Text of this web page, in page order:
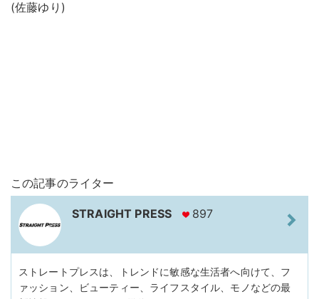
(佐藤ゆり)
この記事のライター
STRAIGHT PRESS 897
ストレートプレスは、トレンドに敏感な生活者へ向けて、フ
ァッション、ビューティー、ライフスタイル、モノなどの最